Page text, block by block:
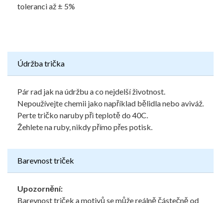
toleranci až ± 5%
Údržba trička
Pár rad jak na údržbu a co nejdelší životnost.
Nepoužívejte chemii jako například bělidla nebo aviváž.
Perte tričko naruby při teplotě do 40C.
Žehlete na ruby, nikdy přímo přes potisk.
Barevnost triček
Upozornění:
Barevnost triček a motivů se může reálně částečně od